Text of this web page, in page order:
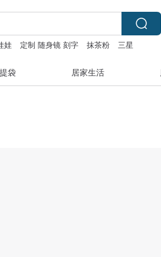
娃 定制 随身镜 刻字 抹茶粉 三星
袋 居家生活